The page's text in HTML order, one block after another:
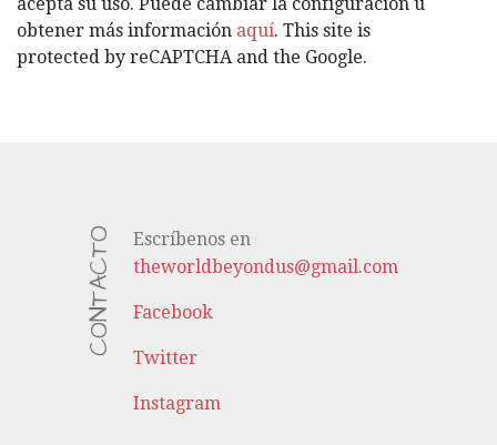
S
obtener más información aquí. This site is
protected by reCAPTCHA and the Google.
CONTACTO
Escríbenos en
theworldbeyondus@gmail.com
Facebook
Twitter
Instagram